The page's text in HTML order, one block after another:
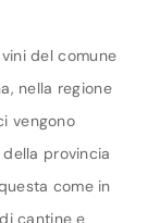
del comune
nella regione
vengono
provincia
come in
cantine e